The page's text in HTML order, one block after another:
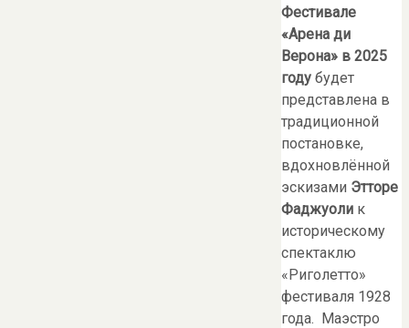
Фестивале
«Арена ди
Верона» в 2025
году будет
представлена в
традиционной
постановке,
вдохновлённой
эскизами Этторе
Фаджуоли к
историческому
спектаклю
«Риголетто»
фестиваля 1928
года. Маэстро